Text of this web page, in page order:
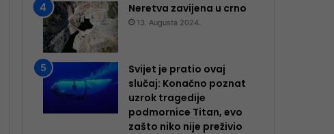
Neretva zavijena u crno
13. Augusta 2024.
Svijet je pratio ovaj
slučaj: Konačno poznat
uzrok tragedije
podmornice Titan, evo
zašto niko nije preživio